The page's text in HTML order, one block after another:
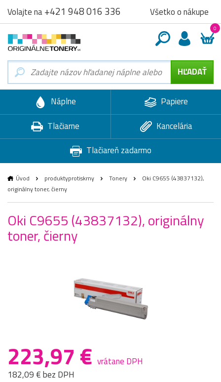
Volajte na+421 948 016 336 Všetko o nákupe
0
Náplne
Papiere
Tlačiarne
Kancelária
Tlačiareň zadarmo
Úvod produktyprotiskrny Tonery
Oki C9655 (43837132),
originálny toner, čierny
Oki C9655 (43837132), originálny
toner, čierny
223,97 € vrátane DPH
182,09 € bez DPH